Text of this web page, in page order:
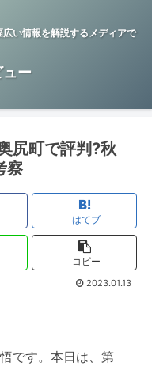
い情報を解説するメディアで
ー
尻町で評判?秋
察
はてブ
コピー
2023.01.13
です。本日は、第